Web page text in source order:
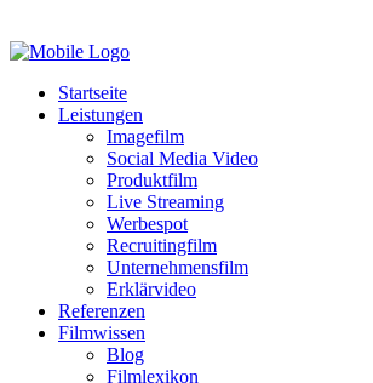
Startseite
Leistungen
Imagefilm
Social Media Video
Produktfilm
Live Streaming
Werbespot
Recruitingfilm
Unternehmensfilm
Erklärvideo
Referenzen
Filmwissen
Blog
Filmlexikon